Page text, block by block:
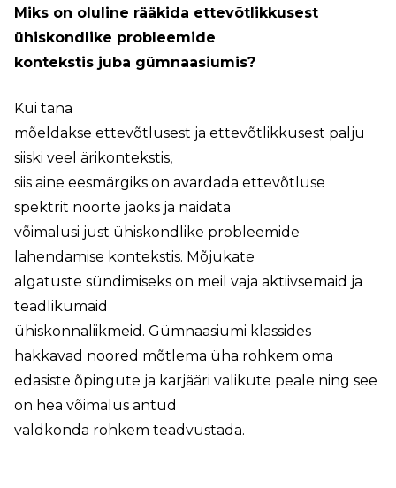
Miks on oluline rääkida ettevõtlikkusest
ühiskondlike probleemide
kontekstis juba gümnaasiumis?
Kui täna
mõeldakse ettevõtlusest ja ettevõtlikkusest palju
siiski veel ärikontekstis,
siis aine eesmärgiks on avardada ettevõtluse
spektrit noorte jaoks ja näidata
võimalusi just ühiskondlike probleemide
lahendamise kontekstis. Mõjukate
algatuste sündimiseks on meil vaja aktiivsemaid ja
teadlikumaid
ühiskonnaliikmeid. Gümnaasiumi klassides
hakkavad noored mõtlema üha rohkem oma
edasiste õpingute ja karjääri valikute peale ning see
on hea võimalus antud
valdkonda rohkem teadvustada.